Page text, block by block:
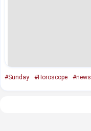
#Sunday #Horoscope #news